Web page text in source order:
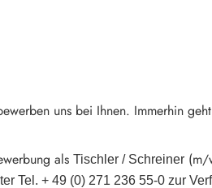
uns bei Ihnen. Immerhin
alsTischler / Schreiner (m/
Tel.+ 49 (0) 271 236 55-0 zur